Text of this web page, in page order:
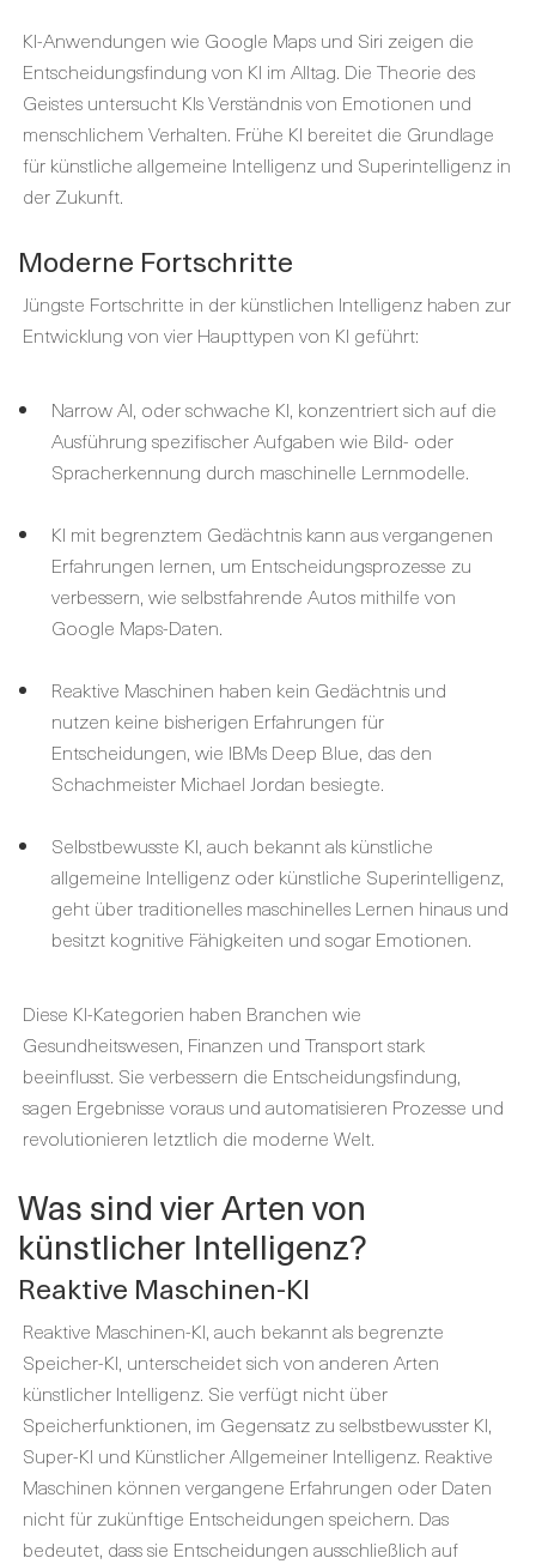
KI-Anwendungen wie Google Maps und Siri zeigen die
Entscheidungsfindung von KI im Alltag. Die Theorie des
Geistes untersucht KIs Verständnis von Emotionen und
menschlichem Verhalten. Frühe KI bereitet die Grundlage
für künstliche allgemeine Intelligenz und Superintelligenz in
der Zukunft.
Moderne Fortschritte
Jüngste Fortschritte in der künstlichen Intelligenz haben zur
Entwicklung von vier Haupttypen von KI geführt:
Narrow AI, oder schwache KI, konzentriert sich auf die
Ausführung spezifischer Aufgaben wie Bild- oder
Spracherkennung durch maschinelle Lernmodelle.
KI mit begrenztem Gedächtnis kann aus vergangenen
Erfahrungen lernen, um Entscheidungsprozesse zu
verbessern, wie selbstfahrende Autos mithilfe von
Google Maps-Daten.
Reaktive Maschinen haben kein Gedächtnis und
nutzen keine bisherigen Erfahrungen für
Entscheidungen, wie IBMs Deep Blue, das den
Schachmeister Michael Jordan besiegte.
Selbstbewusste KI, auch bekannt als künstliche
allgemeine Intelligenz oder künstliche Superintelligenz,
geht über traditionelles maschinelles Lernen hinaus und
besitzt kognitive Fähigkeiten und sogar Emotionen.
Diese KI-Kategorien haben Branchen wie
Gesundheitswesen, Finanzen und Transport stark
beeinflusst. Sie verbessern die Entscheidungsfindung,
sagen Ergebnisse voraus und automatisieren Prozesse und
revolutionieren letztlich die moderne Welt.
Was sind vier Arten von
künstlicher Intelligenz?
Reaktive Maschinen-KI
Reaktive Maschinen-KI, auch bekannt als begrenzte
Speicher-KI, unterscheidet sich von anderen Arten
künstlicher Intelligenz. Sie verfügt nicht über
Speicherfunktionen, im Gegensatz zu selbstbewusster KI,
Super-KI und Künstlicher Allgemeiner Intelligenz. Reaktive
Maschinen können vergangene Erfahrungen oder Daten
nicht für zukünftige Entscheidungen speichern. Das
bedeutet, dass sie Entscheidungen ausschließlich auf